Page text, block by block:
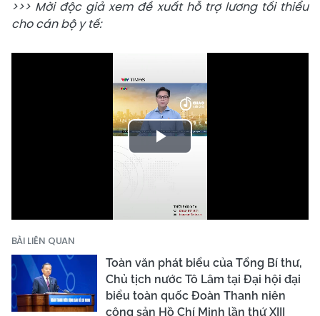
>>> Mời độc giả xem đề xuất hỗ trợ lương tối thiểu
cho cán bộ y tế:
Play
BÀI LIÊN QUAN
Toàn văn phát biểu của Tổng Bí thư,
Chủ tịch nước Tô Lâm tại Đại hội đại
biểu toàn quốc Đoàn Thanh niên
cộng sản Hồ Chí Minh lần thứ XIII